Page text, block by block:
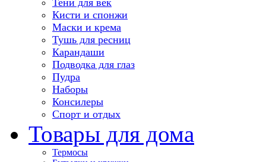
Кисти и спонжи
Маски и крема
Тушь для ресниц
Карандаши
Подводка для глаз
Пудра
Наборы
Консилеры
Спорт и отдых
Товары для дома
Термосы